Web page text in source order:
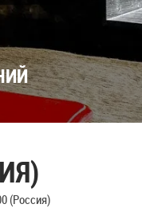
(Россия)